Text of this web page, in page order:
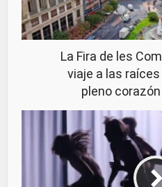
La Fira de les
viaje a las
pleno